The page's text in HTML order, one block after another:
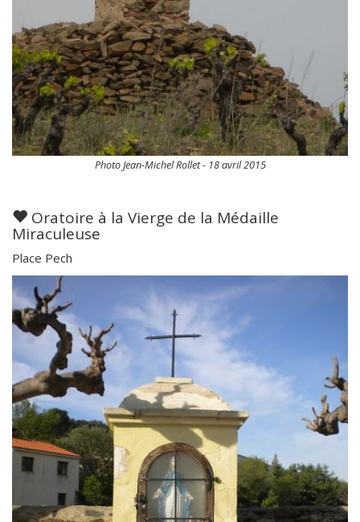
Photo Jean-Michel Rollet - 18 avril 2015
Oratoire à la Vierge de la Médaille
Miraculeuse
Place Pech